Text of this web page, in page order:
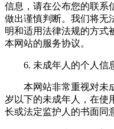
信息，请在公布您的联系
做出谨慎判断。我们将无
明和适用法律法规的方式
本网站的服务协议。
6. 未成年人的个人信
本网站非常重视对未成
岁以下的未成年人，在使
长或法定监护人的书面同